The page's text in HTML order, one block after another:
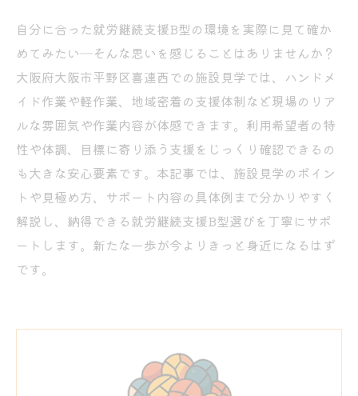
自分に合った就労継続支援B型の環境を実際に見て確か
めてみたい―そんな思いを感じることはありませんか？
大阪府大阪市平野区喜連西での施設見学では、ハンドメ
イド作業や軽作業、地域密着の支援体制など現場のリア
ルな雰囲気や作業内容が体感できます。利用希望者の特
性や体調、目標に寄り添う支援をじっくり確認できるの
も大きな安心要素です。本記事では、施設見学のポイン
トや見極め方、サポート内容の具体例まで分かりやすく
解説し、納得できる就労継続支援B型選びを丁寧にサポ
ートします。新たな一歩が今よりきっと身近になるはず
です。